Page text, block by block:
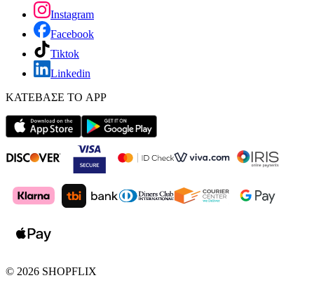
Instagram
Facebook
Tiktok
Linkedin
ΚΑΤΕΒΑΣΕ ΤΟ APP
© 2026 SHOPFLIX